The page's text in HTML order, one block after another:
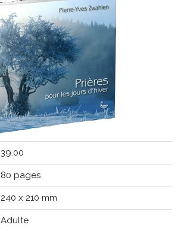
39.00
80 pages
240 x 210 mm
Adulte